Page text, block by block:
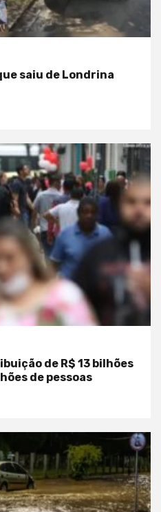
saiu de Londrina
de R$ 13 bilhões
de pessoas